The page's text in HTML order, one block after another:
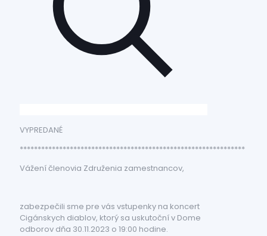
VYPREDANÉ
***************************************************************
Vážení členovia Združenia zamestnancov,
zabezpečili sme pre vás vstupenky na koncert
Cigánskych diablov, ktorý sa uskutoční v Dome
odborov dňa 30.11.2023 o 19:00 hodine.